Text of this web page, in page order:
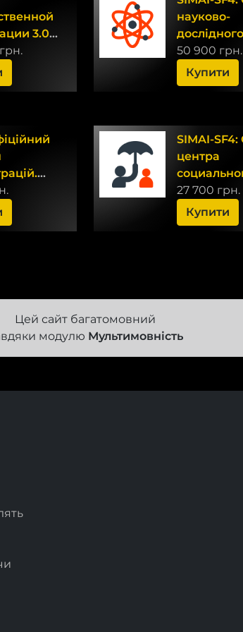
3.0 +
науково-
дослідного
інституту -
версією для
50 900 грн.
Купити
SIMAI-SF4:
центра
версией
27 700 грн.
Купити
Цей сайт багатомовний
модулю Мультимовність